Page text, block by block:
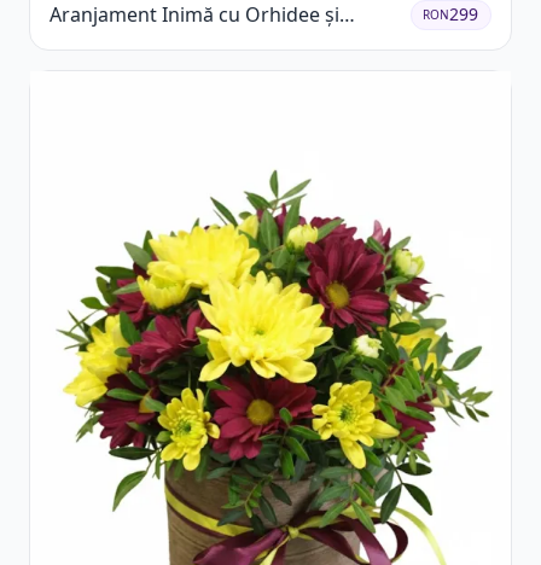
Aranjament Inimă cu Orhidee și
Floarea Miresei
RON299